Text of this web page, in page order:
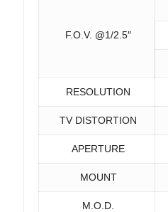
F.O.V. @1/2.5″
RESOLUTION
TV DISTORTION
APERTURE
MOUNT
M.O.D.